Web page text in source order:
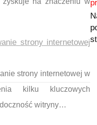
strony internetowej
strony internetowej w
kilku kluczowych
witryny…